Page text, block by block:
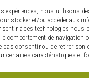
expériences, nous utilisons
stocker et/ou accéder aux
à ces technologies nous
le comportement de navigation
pas consentir ou de retirer son
certaines caractéristiques et
pour postuler sur un
ou
place restantes